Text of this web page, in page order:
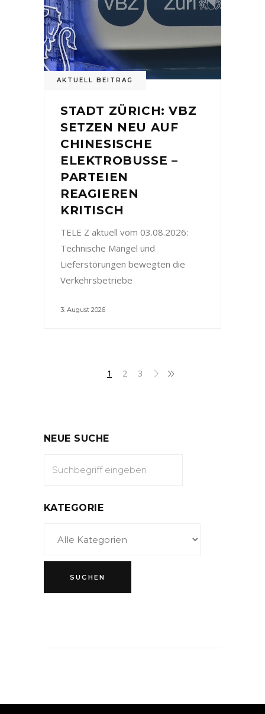
AKTUELL BEITRAG
STADT ZÜRICH: VBZ
SETZEN NEU AUF
CHINESISCHE
ELEKTROBUSSE –
PARTEIEN
REAGIEREN
KRITISCH
TELE Z aktuell vom 03.08.2026:
Technische Mängel und
Lieferstörungen bewegten die
Verkehrsbetriebe
3. August 2026
1 2 3
NEUE SUCHE
KATEGORIE